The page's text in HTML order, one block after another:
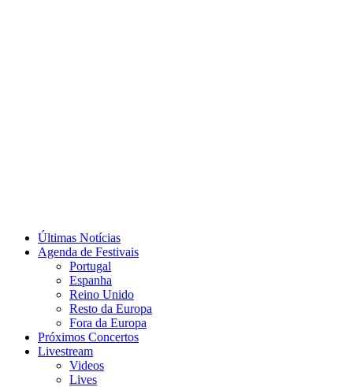
Últimas Notícias
Agenda de Festivais
Portugal
Espanha
Reino Unido
Resto da Europa
Fora da Europa
Próximos Concertos
Livestream
Videos
Lives